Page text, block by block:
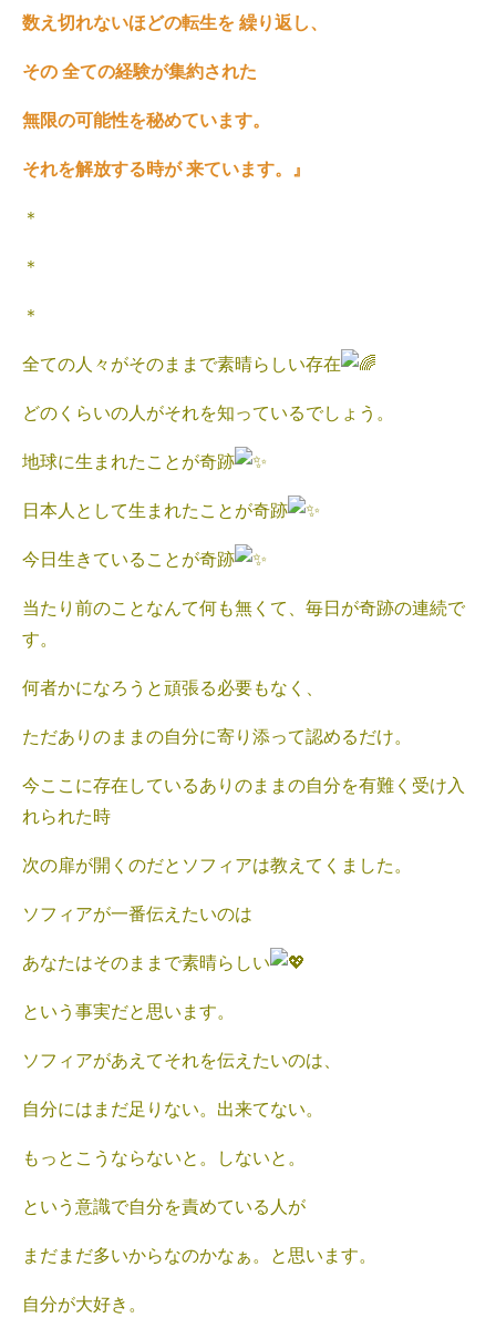
数え切れないほどの転生を 繰り返し、
その 全ての経験が集約された
無限の可能性を秘めています。
それを解放する時が 来ています。』
＊
＊
＊
全ての人々がそのままで素晴らしい存在
どのくらいの人がそれを知っているでしょう。
地球に生まれたことが奇跡
日本人として生まれたことが奇跡
今日生きていることが奇跡
当たり前のことなんて何も無くて、毎日が奇跡の連続で
す。
何者かになろうと頑張る必要もなく、
ただありのままの自分に寄り添って認めるだけ。
今ここに存在しているありのままの自分を有難く受け入
れられた時
次の扉が開くのだとソフィアは教えてくました。
ソフィアが一番伝えたいのは
あなたはそのままで素晴らしい
という事実だと思います。
ソフィアがあえてそれを伝えたいのは、
自分にはまだ足りない。出来てない。
もっとこうならないと。しないと。
という意識で自分を責めている人が
まだまだ多いからなのかなぁ。と思います。
自分が大好き。